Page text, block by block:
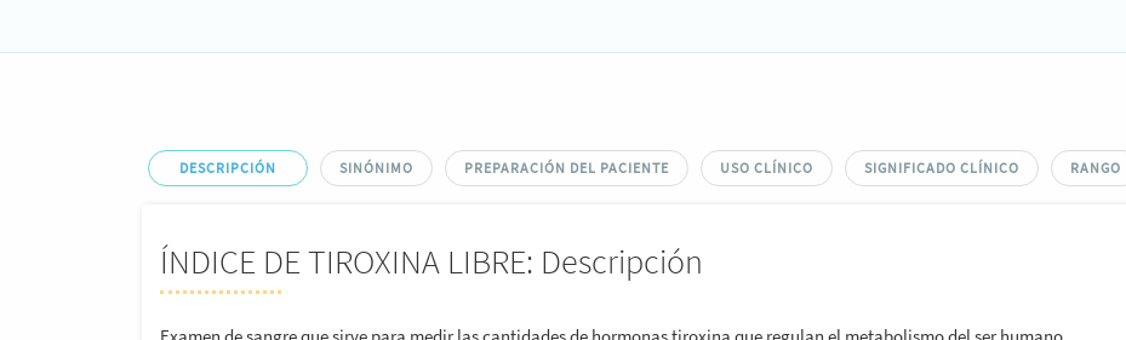
DESCRIPCIÓN SINÓNIMO PREPARACIÓN DEL PACIENTE USO CLÍNICO SIGNIFICADO CLÍNICO RANGO
ÍNDICE DE TIROXINA LIBRE: Descripción